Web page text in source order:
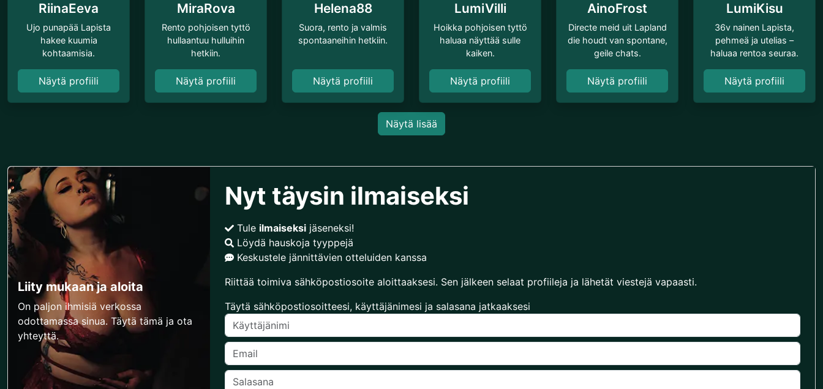
RiinaEeva
Ujo punapää Lapista
hakee kuumia
kohtaamisia.
Näytä profiili
MiraRova
Rento pohjoisen tyttö
hullaantuu hulluihin
hetkiin.
Näytä profiili
Helena88
Suora, rento ja valmis
spontaaneihin hetkiin.
Näytä profiili
LumiVilli
Hoikka pohjoisen tyttö
haluaa näyttää sulle
kaiken.
Näytä profiili
AinoFrost
Directe meid uit Lapland
die houdt van spontane,
geile chats.
Näytä profiili
LumiKisu
36v nainen Lapista,
pehmeä ja utelias –
haluaa rentoa seuraa.
Näytä profiili
Näytä lisää
Liity mukaan ja aloita
On paljon ihmisiä verkossa
odottamassa sinua. Täytä tämä ja ota
yhteyttä.
Nyt täysin ilmaiseksi
Tule ilmaiseksijäseneksi!
Löydä hauskoja tyyppejä
Keskustele jännittävien otteluiden kanssa
Riittää toimiva sähköpostiosoite aloittaaksesi. Sen jälkeen selaat profiileja ja lähetät viestejä vapaasti.
Täytä sähköpostiosoitteesi, käyttäjänimesi ja salasana jatkaaksesi